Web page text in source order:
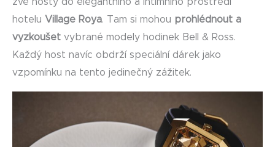
hotelu Village Roya. Tam si mohou prohlédnout a
vyzkoušet vybrané modely hodinek Bell & Ross.
Každý host navíc obdrží speciální dárek jako
vzpomínku na tento jedinečný zážitek.